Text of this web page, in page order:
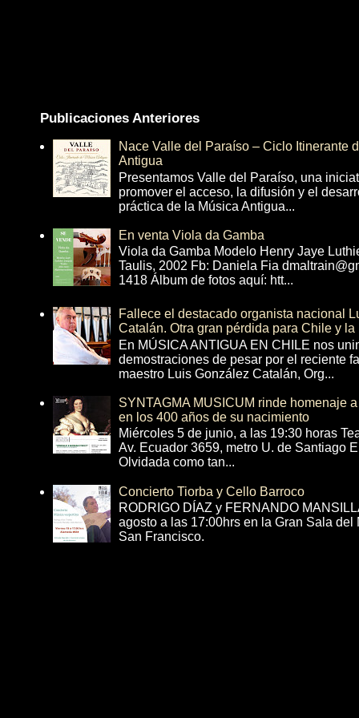
Publicaciones Anteriores
Nace Valle del Paraíso – Ciclo Itinerante
Antigua
Presentamos Valle del Paraíso, una
promover el acceso, la difusión y el
práctica de la Música Antigua...
En venta Viola da Gamba
Viola da Gamba Modelo Henry Jaye
Taulis, 2002 Fb: Daniela Fia
1418 Álbum de fotos aquí: htt...
Fallece el destacado organista nacional
Catalán. Otra gran pérdida para Chile y la
En MÚSICA ANTIGUA EN CHILE nos
demostraciones de pesar por el reciente
maestro Luis González Catalán, Org...
SYNTAGMA MUSICUM rinde homenaje
en los 400 años de su nacimiento
Miércoles 5 de junio, a las 19:30 horas
Av. Ecuador 3659, metro U. de Santiago
Olvidada como tan...
Concierto Tiorba y Cello Barroco
RODRIGO DÍAZ y FERNANDO
agosto a las 17:00hrs en la Gran Sala
San Francisco.